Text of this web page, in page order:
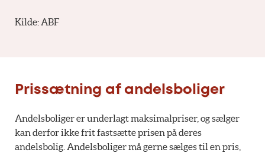
Kilde: ABF
Prissætning af andelsboliger
Andelsboliger er underlagt maksimalpriser, og sælger
kan derfor ikke frit fastsætte prisen på deres
andelsbolig. Andelsboliger må gerne sælges til en pris,